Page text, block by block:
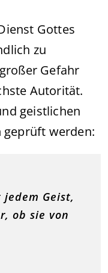
Gottes
zu
Gefahr
Autorität.
geistlichen
geprüft werden:
Geist,
ob sie von